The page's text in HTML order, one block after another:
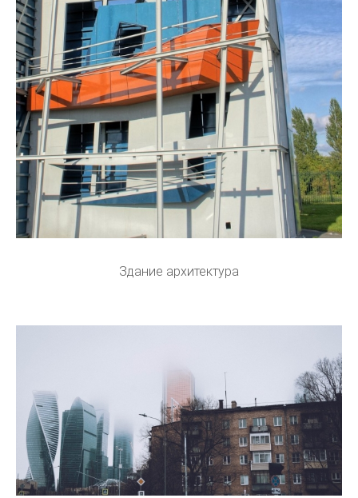
Здание архитектура